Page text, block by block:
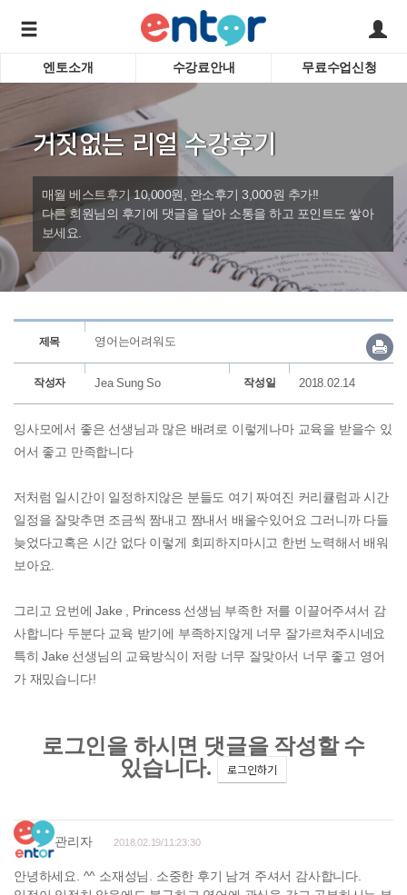
학습도우미 G1
바로가기
서비스안내
강사소개
회사소개
어린이
영자신
수업
엔토소개 수강료안내 무료수업신청
거짓없는 리얼 수강후기
매월 베스트후기 10,000원, 완소후기 3,000원 추가!!
다른 회원님의 후기에 댓글을 달아 소통을 하고 포인트도 쌓아
보세요.
제목 영어는어려워도
작성자 Jea Sung So 작성일 2018.02.14
잉사모에서 좋은 선생님과 많은 배려로 이렇게나마 교육을 받을수 있
어서 좋고 만족합니다
저처럼 일시간이 일정하지않은 분들도 여기 짜여진 커리큘럼과 시간
일정을 잘맞추면 조금씩 짬내고 짬내서 배울수있어요 그러니까 다들
늦었다고혹은 시간 없다 이렇게 회피하지마시고 한번 노력해서 배워
보아요.
그리고 요번에 Jake , Princess 선생님 부족한 저를 이끌어주셔서 감
사합니다 두분다 교육 받기에 부족하지않게 너무 잘가르쳐주시네요
특히 Jake 선생님의 교육방식이 저랑 너무 잘맞아서 너무 좋고 영어
가 재밌습니다!